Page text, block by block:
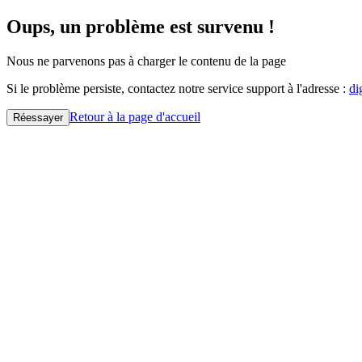
Oups, un problème est survenu !
Nous ne parvenons pas à charger le contenu de la page
Si le problème persiste, contactez notre service support à l'adresse :
Réessayer Retour à la page d'accueil